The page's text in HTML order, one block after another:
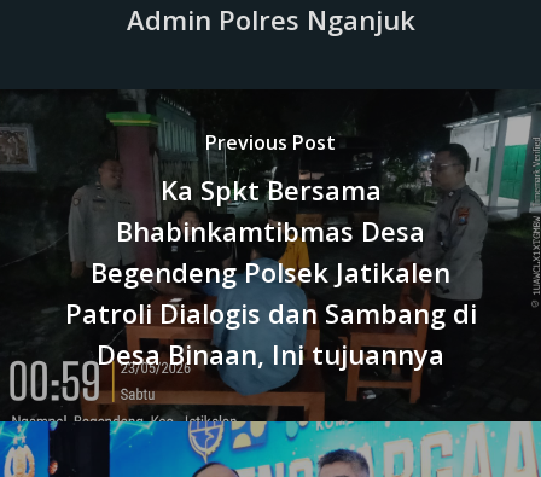
Admin Polres Nganjuk
Previous Post
Ka Spkt Bersama
Bhabinkamtibmas Desa
Begendeng Polsek Jatikalen
Patroli Dialogis dan Sambang di
Desa Binaan, Ini tujuannya